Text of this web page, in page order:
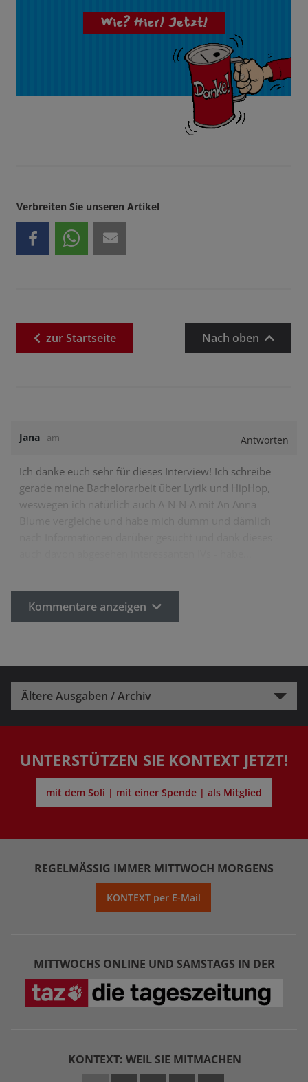
Wie? Hier! Jetzt!
Verbreiten Sie unseren Artikel
zurStartseite Nach oben
Jana am Antworten
Ich danke euch sehr für dieses Interview! Ich schreibe
gerade meine Bachelorarbeit über Lyrik und HipHop,
weswegen ich natürlich auch A-N-N-A mit An Anna
Kommentare anzeigen
Ältere Ausgaben / Archiv
UNTERSTÜTZEN SIE KONTEXT JETZT!
mit dem Soli | mit einer Spende | als Mitglied
REGELMÄSSIG IMMER MITTWOCH MORGENS
KONTEXT per E-Mail
MITTWOCHS ONLINE UND SAMSTAGS IN DER
KONTEXT: WEIL SIE MITMACHEN